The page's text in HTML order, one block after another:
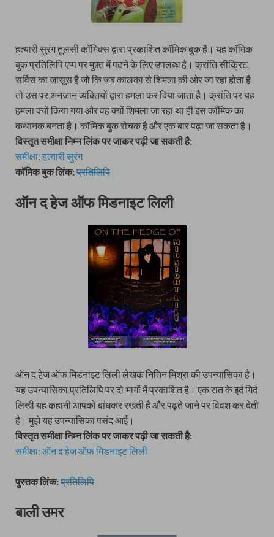
हत्यारी सुरंग तुलसी कॉमिक्स द्वारा प्रकाशित कॉमिक बुक है। यह कॉमिक
बुक प्रतिलिपि एप्प पर मुफ़्त में पढ़ने के लिए उपलब्ध है। क्रांति सीक्रिट
सर्विस का जासूस है जो कि जब कालका से शिमला की ओर जा रहा होता है
तो उस पर अनजान व्यक्तियों द्वारा हमला कर दिया जाता है। क्रांति पर यह
हमला क्यों किया गया और वह क्यों शिमला जा रहा था ही इस कॉमिक का
कथानक बनता है। कॉमिक बुक रोचक है और एक बार पढ़ा जा सकता है।
विस्तृत समीक्षा निम्न लिंक पर जाकर पढ़ी जा सकती है:
समीक्षा: हत्यारी सुरंग
कॉमिक बुक लिंक:प्रतिलिपि
ऑन द हेज ऑफ मिडनाइट लिली
ऑन द हेज ऑफ मिडनाइट लिली लेखक नितिन मिश्रा की उपन्यासिका है।
यह उपन्यासिका प्रतिलिपि पर दो भागों में प्रकाशित है। एक रात के इर्द गिर्द
लिखी यह कहानी आपको बांधकर रखती है और पढ़ते जाने पर विवश कर देती
है। मुझे यह उपन्यासिका पसंद आई।
विस्तृत समीक्षा निम्न लिंक पर जाकर पढ़ी जा सकती है:
समीक्षा: ऑन द हेज ऑफ मिडनाइट लिली
पुस्तक लिंक:प्रतिलिपि
बाली उमर